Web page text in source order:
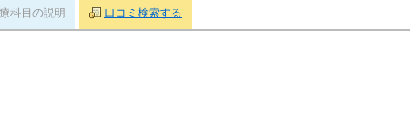
科目の説明 口コミ検索する